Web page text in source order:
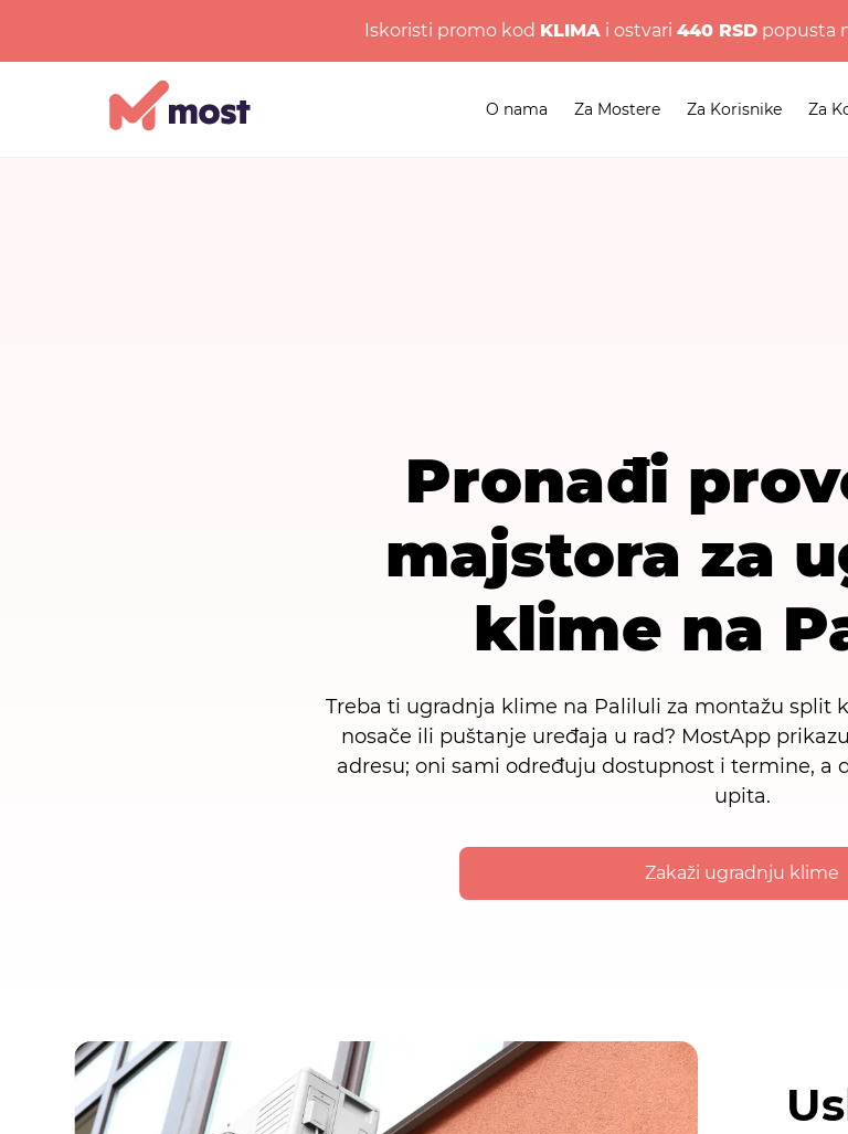
Iskoristi promo kod KLIMAi ostvari 440 RSDpopusta
O nama Za Mostere Za Korisnike Za
Pronađi
majstora za
klime na
Treba ti ugradnja klime na Paliluli za montažu split
nosače ili puštanje uređaja u rad? MostApp
adresu; oni sami određuju dostupnost i termine, a
upita.
Zakaži ugradnju klime